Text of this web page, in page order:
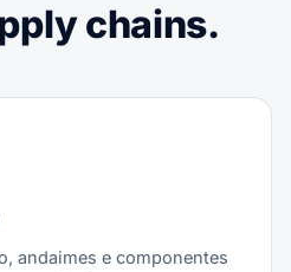
chains.
andaimes e componentes